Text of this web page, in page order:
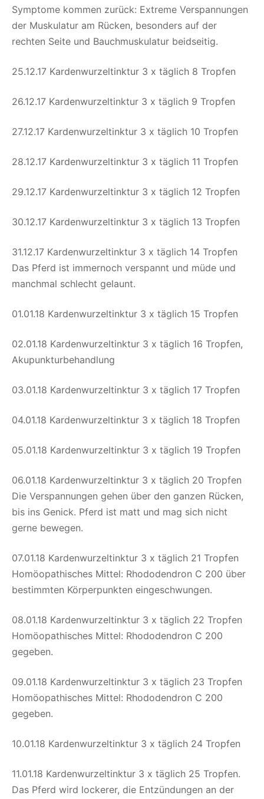
Symptome kommen zurück: Extreme Verspannungen
der Muskulatur am Rücken, besonders auf der
rechten Seite und Bauchmuskulatur beidseitig.
25.12.17 Kardenwurzeltinktur 3 x täglich 8 Tropfen
26.12.17 Kardenwurzeltinktur 3 x täglich 9 Tropfen
27.12.17 Kardenwurzeltinktur 3 x täglich 10 Tropfen
28.12.17 Kardenwurzeltinktur 3 x täglich 11 Tropfen
29.12.17 Kardenwurzeltinktur 3 x täglich 12 Tropfen
30.12.17 Kardenwurzeltinktur 3 x täglich 13 Tropfen
31.12.17 Kardenwurzeltinktur 3 x täglich 14 Tropfen
Das Pferd ist immernoch verspannt und müde und
manchmal schlecht gelaunt.
01.01.18 Kardenwurzeltinktur 3 x täglich 15 Tropfen
02.01.18 Kardenwurzeltinktur 3 x täglich 16 Tropfen,
Akupunkturbehandlung
03.01.18 Kardenwurzeltinktur 3 x täglich 17 Tropfen
04.01.18 Kardenwurzeltinktur 3 x täglich 18 Tropfen
05.01.18 Kardenwurzeltinktur 3 x täglich 19 Tropfen
06.01.18 Kardenwurzeltinktur 3 x täglich 20 Tropfen
Die Verspannungen gehen über den ganzen Rücken,
bis ins Genick. Pferd ist matt und mag sich nicht
gerne bewegen.
07.01.18 Kardenwurzeltinktur 3 x täglich 21 Tropfen
Homöopathisches Mittel: Rhododendron C 200 über
bestimmten Körperpunkten eingeschwungen.
08.01.18 Kardenwurzeltinktur 3 x täglich 22 Tropfen
Homöopathisches Mittel: Rhododendron C 200
gegeben.
09.01.18 Kardenwurzeltinktur 3 x täglich 23 Tropfen
Homöopathisches Mittel: Rhododendron C 200
gegeben.
10.01.18 Kardenwurzeltinktur 3 x täglich 24 Tropfen
11.01.18 Kardenwurzeltinktur 3 x täglich 25 Tropfen.
Das Pferd wird lockerer, die Entzündungen an der